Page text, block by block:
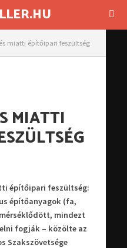
miatti építőipari feszültség
MIATTI
építőipari feszültség:
építőanyagok (fa,
mindezt
fogják – közölte az
Szakszövetsége